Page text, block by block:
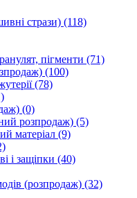
стрази) (118)
пігменти (71)
(100)
(78)
(0)
розпродаж) (5)
матеріал (9)
і защіпки (40)
(розпродаж) (32)